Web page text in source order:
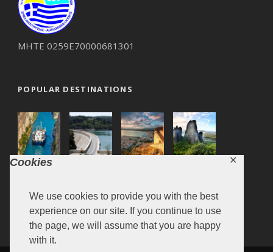
Cookies
We use cookies to provide you with the best
experience on our site. If you continue to use
the page, we will assume that you are happy
with it.
✕
ΜΗΤΕ 0259Ε70000681301
POPULAR DESTINATIONS